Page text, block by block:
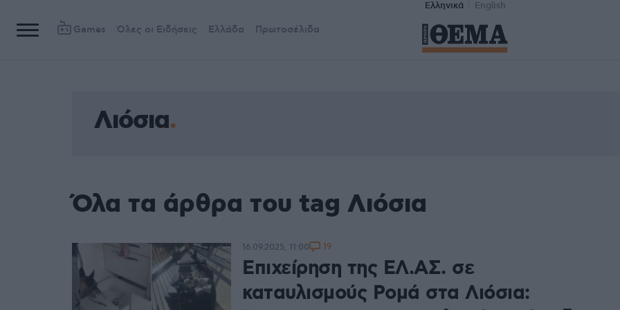
Ελληνικά English
Games Όλες οι Ειδήσεις Ελλάδα Πρωτοσέλιδα
Λιόσια
Όλα τα άρθρα του tag Λιόσια
Επιχείρηση της ΕΛ.ΑΣ. σε
καταυλισμούς Ρομά στα Λιόσια:
16.09.2025, 11:00 19